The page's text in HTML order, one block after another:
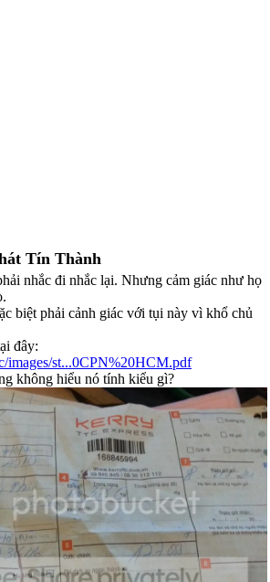
Tín Thành
nhắc đi nhắc lại. Nhưng cảm giác như họ
biệt phải cảnh giác với tụi này vì khổ chủ
đây:
images/st...0CPN%20HCM.pdf
không hiểu nó tính kiểu gì?